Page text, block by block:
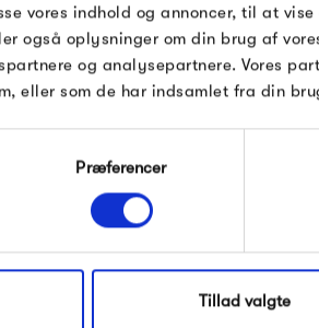
vores indhold og annoncer, til at
også oplysninger om din brug af
og analysepartnere. Vores
eller som de har indsamlet fra din
Præferencer
Tillad valgte
Produkter fra
Frama Rivet
Gælder ikke på
Pop og i forvejen
*Ved at tilmelde dig
Nej tak,